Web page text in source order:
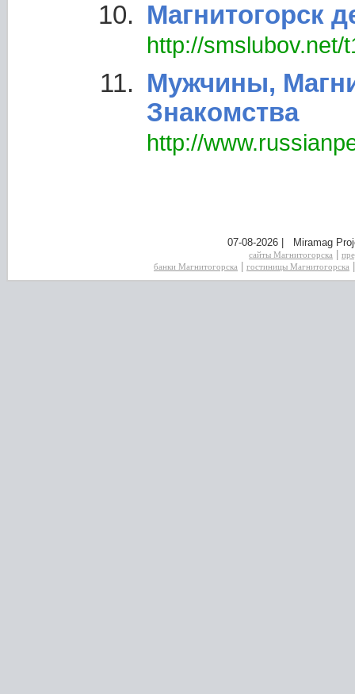
Магнитогорск
http://smslubov.net/
Мужчины,
Знакомства
http://
07-08-2026 | Miramag
сайты Магнитогорска
банки Магнитогорска
гостиницы Магнитогорска